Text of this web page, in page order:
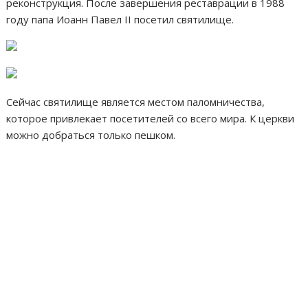
реконструкция. После завершения реставрации в 1988
году папа Иоанн Павел II посетил святилище.
Сейчас святилище является местом паломничества,
которое привлекает посетителей со всего мира. К церкви
можно добраться только пешком.